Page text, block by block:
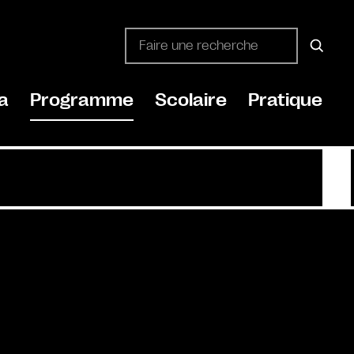
Programme Scolaire Pratique